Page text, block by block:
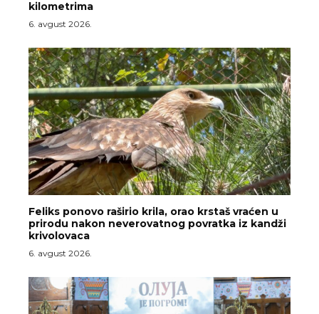
kilometrima
6. avgust 2026.
Feliks ponovo raširio krila, orao krstaš vraćen u
prirodu nakon neverovatnog povratka iz kandži
krivolovaca
6. avgust 2026.